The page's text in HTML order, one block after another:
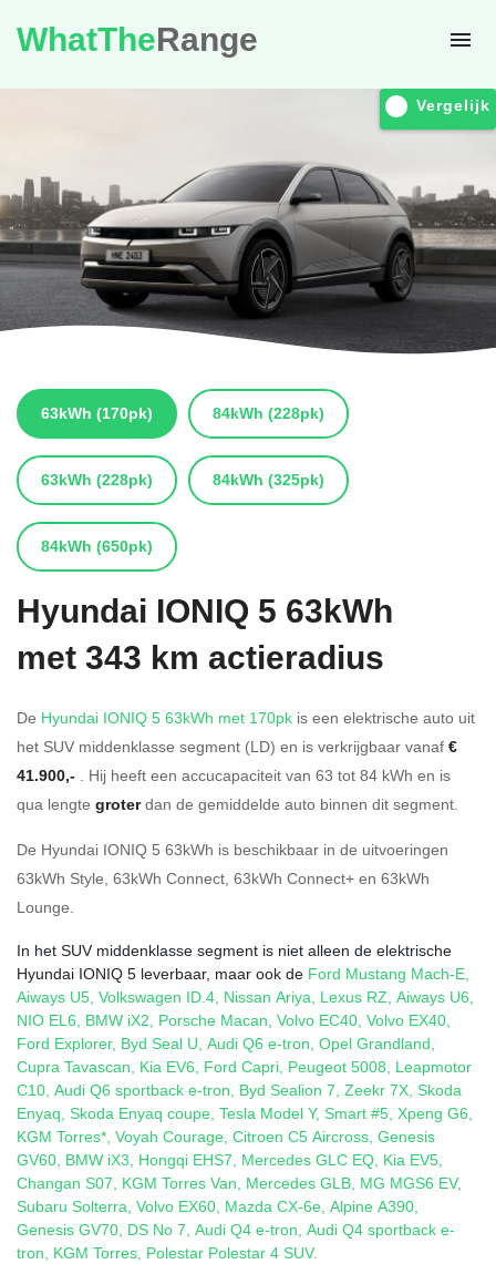
WhatTheRange
Vergelijk
63kWh (170pk) 84kWh (228pk)
63kWh (228pk) 84kWh (325pk)
84kWh (650pk)
Hyundai IONIQ 5 63kWh
met 343 km actieradius
De Hyundai IONIQ 5 63kWh met 170pk is een elektrische auto uit
het SUV middenklasse segment (LD) en is verkrijgbaar vanaf €
41.900,- . Hij heeft een accucapaciteit van 63 tot 84 kWh en is
qua lengte groterdan de gemiddelde auto binnen dit segment.
De Hyundai IONIQ 5 63kWh is beschikbaar in de uitvoeringen
63kWh Style, 63kWh Connect, 63kWh Connect+ en 63kWh
Lounge.
In het SUV middenklasse segment is niet alleen de elektrische
Hyundai IONIQ 5 leverbaar, maar ook de Ford Mustang Mach-E,
Aiways U5, Volkswagen ID.4, Nissan Ariya, Lexus RZ, Aiways U6,
NIO EL6, BMW iX2, Porsche Macan, Volvo EC40, Volvo EX40,
Ford Explorer, Byd Seal U, Audi Q6 e-tron, Opel Grandland,
Cupra Tavascan, Kia EV6, Ford Capri, Peugeot 5008, Leapmotor
C10, Audi Q6 sportback e-tron, Byd Sealion 7, Zeekr 7X, Skoda
Enyaq, Skoda Enyaq coupe, Tesla Model Y, Smart #5, Xpeng G6,
KGM Torres*, Voyah Courage, Citroen C5 Aircross, Genesis
GV60, BMW iX3, Hongqi EHS7, Mercedes GLC EQ, Kia EV5,
Changan S07, KGM Torres Van, Mercedes GLB, MG MGS6 EV,
Subaru Solterra, Volvo EX60, Mazda CX-6e, Alpine A390,
Genesis GV70, DS No 7, Audi Q4 e-tron, Audi Q4 sportback e-
tron, KGM Torres, Polestar Polestar 4 SUV.